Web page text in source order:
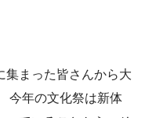
集まった皆さんから大
今年の文化祭は新体